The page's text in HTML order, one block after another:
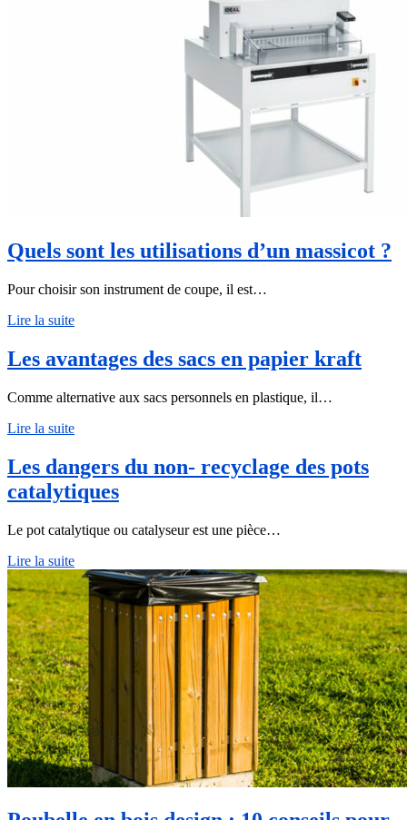
Quels sont les utilisations d’un massicot ?
Pour choisir son instrument de coupe, il est…
Lire la suite
Les avantages des sacs en papier kraft
Comme alternative aux sacs personnels en plastique, il…
Lire la suite
Les dangers du non- recyclage des pots
catalytiques
Le pot catalytique ou catalyseur est une pièce…
Lire la suite